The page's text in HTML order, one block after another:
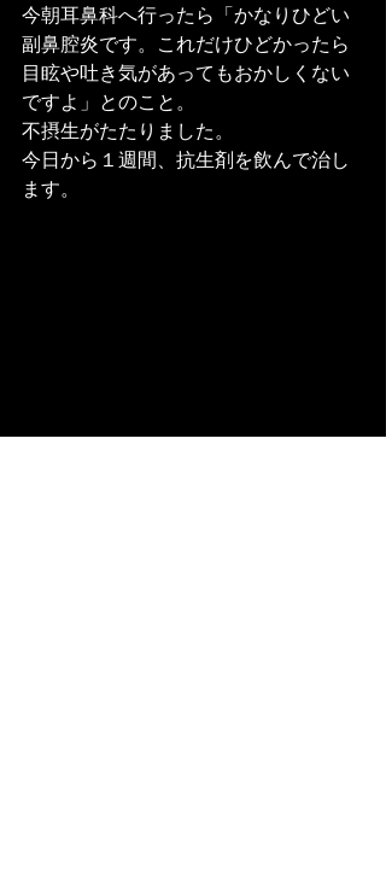
今朝耳鼻科へ行ったら「かなりひどい
副鼻腔炎です。これだけひどかったら
目眩や吐き気があってもおかしくない
ですよ」とのこと。
不摂生がたたりました。
今日から１週間、抗生剤を飲んで治し
ます。